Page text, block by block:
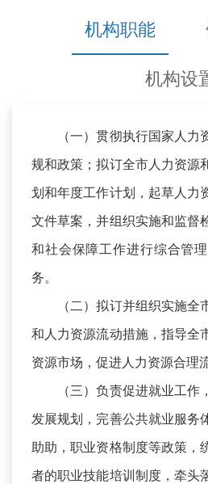
机构职能
机构设
（一）贯彻执行国家人力
规和政策；拟订全市人力资源
划和年度工作计划，起草人力
文件草案，并组织实施和监督
和社会保障工作进行综合管
务。
（二）拟订并组织实施全
和人力资源流动措施，指导全
资源市场，促进人力资源合理
（三）负责促进就业工作
发展规划，完善公共就业服务
助助，职业资格制度等政策，
者的职业技能培训制度，牵头